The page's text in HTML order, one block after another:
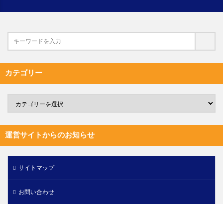
カテゴリー
運営サイトからのお知らせ
サイトマップ
お問い合わせ